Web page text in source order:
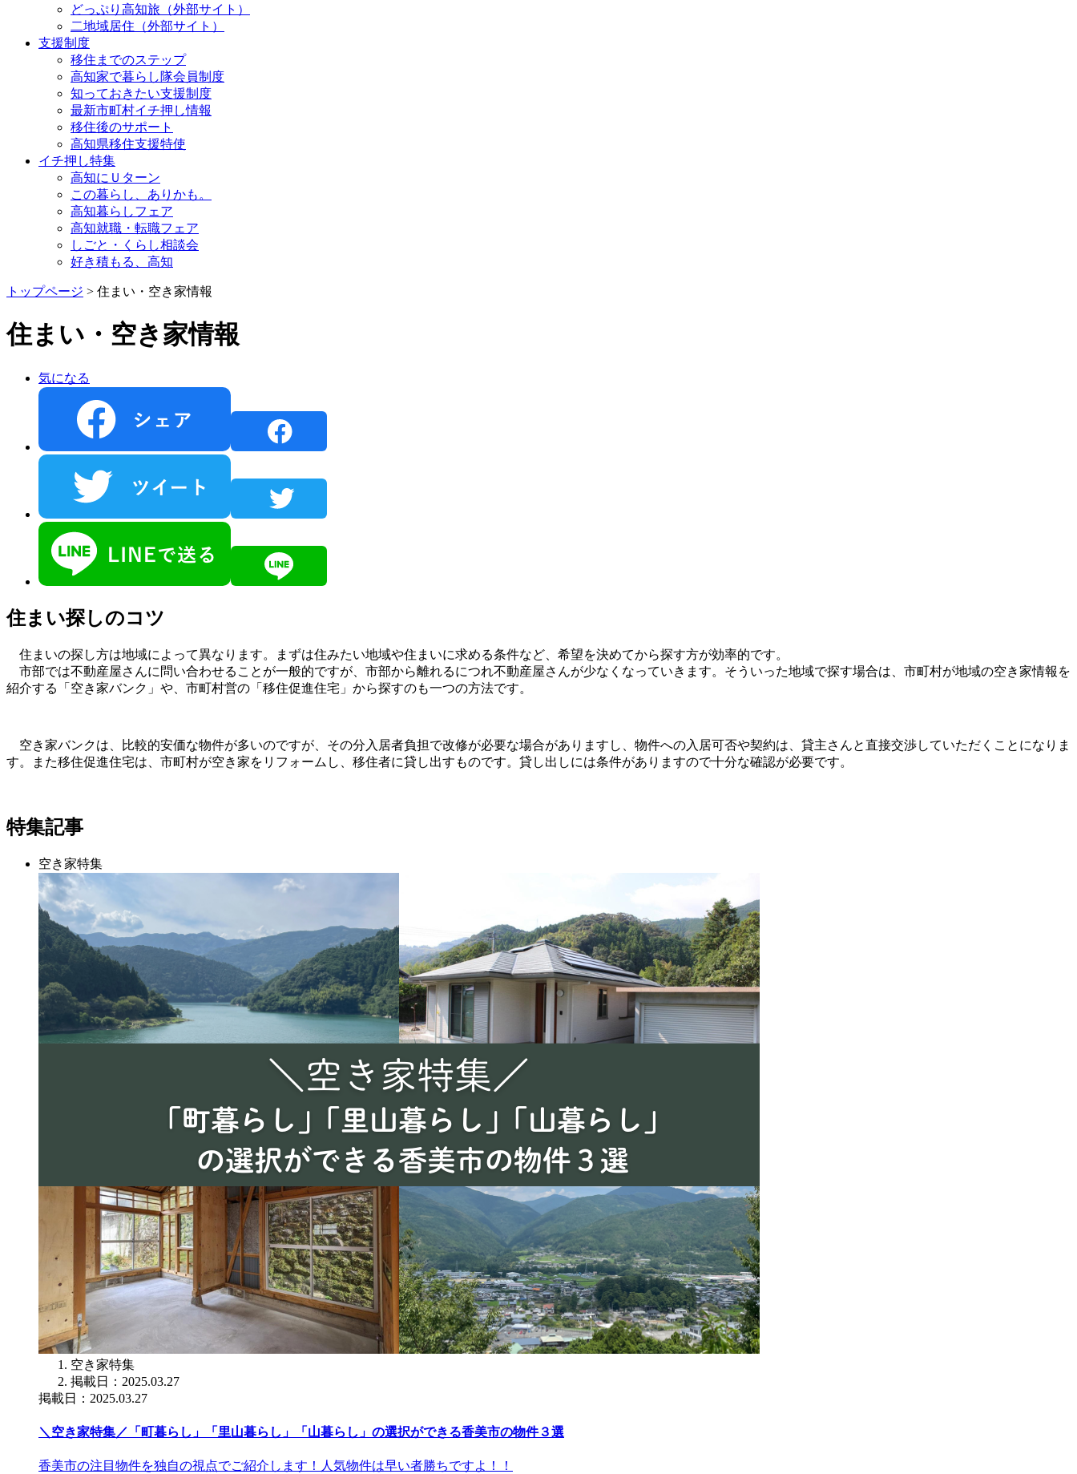
どっぷり高知旅（外部サイト）
二地域居住（外部サイト）
支援制度
移住までのステップ
高知家で暮らし隊会員制度
知っておきたい支援制度
最新市町村イチ押し情報
移住後のサポート
高知県移住支援特使
イチ押し特集
高知にＵターン
この暮らし、ありかも。
高知暮らしフェア
高知就職・転職フェア
しごと・くらし相談会
好き積もる、高知
トップページ > 住まい・空き家情報
住まい・空き家情報
気になる
住まい探しのコツ
住まいの探し方は地域によって異なります。まずは住みたい地域や住まいに求める条件など、希望を決めてから探す方が効率的です。
市部では不動産屋さんに問い合わせることが一般的ですが、市部から離れるにつれ不動産屋さんが少なくなっていきます。そういった地域で探す場合は、市町村が地域の空き家情報を
紹介する「空き家バンク」や、市町村営の「移住促進住宅」から探すのも一つの方法です。
空き家バンクは、比較的安価な物件が多いのですが、その分入居者負担で改修が必要な場合がありますし、物件への入居可否や契約は、貸主さんと直接交渉していただくことになりま
す。また移住促進住宅は、市町村が空き家をリフォームし、移住者に貸し出すものです。貸し出しには条件がありますので十分な確認が必要です。
特集記事
空き家特集
空き家特集
掲載日：2025.03.27
掲載日：2025.03.27
＼空き家特集／「町暮らし」「里山暮らし」「山暮らし」の選択ができる香美市の物件３選
香美市の注目物件を独自の視点でご紹介します！人気物件は早い者勝ちですよ！！